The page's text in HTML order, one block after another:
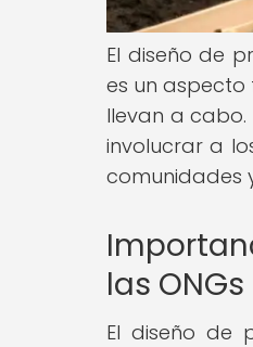
El diseño de
es un
llevan a
involucrar a
comunidades
las ONGs
El diseño de